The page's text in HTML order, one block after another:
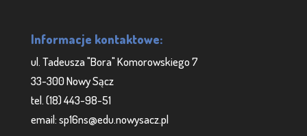
Informacje kontaktowe:
ul. Tadeusza "Bora" Komorowskiego 7
33-300 Nowy Sącz
tel. (18) 443-98-51
email: sp16ns@edu.nowysacz.pl